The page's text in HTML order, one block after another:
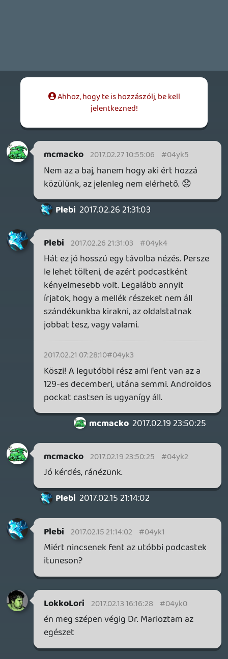
macewindu74 2017.02.13 13:34:25 #04yjz
egészet. 😉
Kumite 2017.02.13 11:48:31 #04yjy
A végefelé előrébb húzódtam, de csak
akkor, amikor már láttam, hogy a vége felé
közeledik a dolog 🙂
Stinger 2017.02.13 11:08:58
Stinger 2017.02.13 11:08:58 #04yjx
Egy szemvillanás alatt a Nintendó asztala
Bagszi mellől 🙂
Kumite 2017.02.13 10:30:16
Kumite 2017.02.13 10:30:16 #04yjw
Így van 🙂
Nem csak egyszerű, úriemberhez méltó
visszalépést műveltem, hanem ilyen
menekülést:
mcmacko 2017.02.12 19:36:15
mcmacko 2017.02.13 10:00:03 #04yjv
Próbáld már meg valami tisztességes
böngészőből. 😃
KiswechPS3 2017.02.12 22:24:57
KiswechPS3
Na most a beepitett elindul, de a
letolteskor uj ablakba nyitott mar nem
indul el 🙂 itunes valamikor ? 😛
mcmacko